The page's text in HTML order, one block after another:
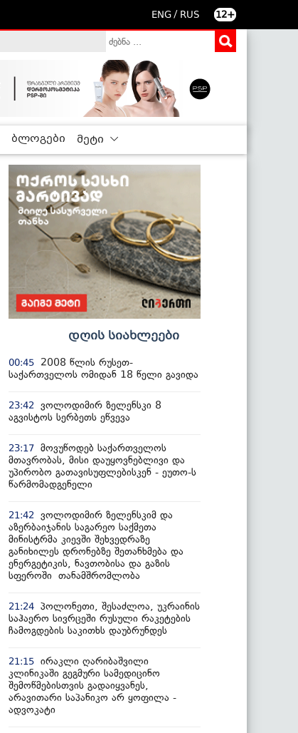
ENG / RUS 12+
ბლოგები მეტი
დღის სიახლეები
00:45
2008 წლის რუსეთ-
საქართველოს ომიდან 18 წელი გავიდა
23:42
ვოლოდიმირ ზელენსკი 8
აგვისტოს სერბეთს ეწვევა
23:17 მოვუწოდებ საქართველოს
მთავრობას, მისი დაუყოვნებლივი და
უპირობო გათავისუფლებისკენ - ეუთო-ს
წარმომადგენელი
21:42
ვოლოდიმირ ზელენსკიმ და
აზერბაიჯანის საგარეო საქმეთა
მინისტრმა კიევში შეხვედრაზე
განიხილეს დრონებზე შეთანხმება და
ენერგეტიკის, ნავთობისა და გაზის
სფეროში თანამშრომლობა
21:24 პოლონეთი, შესაძლოა, უკრაინის
საჰაერო სივრცეში რუსული რაკეტების
ჩამოგდების საკითხს დაუბრუნდეს
21:15 ირაკლი ღარიბაშვილი
კლინიკაში გეგმური სამედიცინო
შემოწმებისთვის გადაიყვანეს,
არავითარი საპანიკო არ ყოფილა -
ადვოკატი